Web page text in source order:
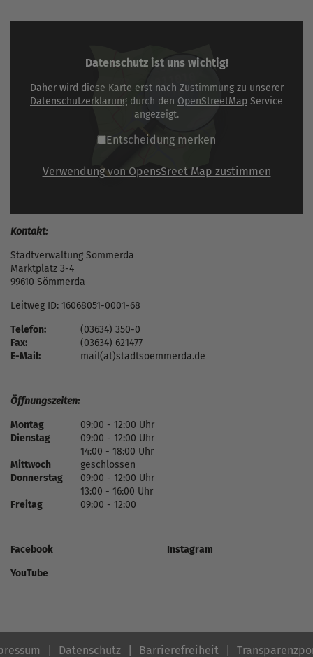
Datenschutz ist uns wichtig!
Daher wird diese Karte erst nach Zustimmung zu unserer
Datenschutzerklärung durch den OpenStreetMap Service
angezeigt.
Entscheidung merken
Verwendung von OpensSreet Map zustimmen
Kontakt:
Stadtverwaltung Sömmerda
Marktplatz 3-4
99610 Sömmerda
Leitweg ID: 16068051-0001-68
Telefon:
(03634) 350-0
Fax:
(03634) 621477
E-Mail:
mail(at)stadtsoemmerda.de
Öffnungszeiten:
Montag
09:00 - 12:00 Uhr
Dienstag
09:00 - 12:00 Uhr
14:00 - 18:00 Uhr
Mittwoch
geschlossen
Donnerstag
09:00 - 12:00 Uhr
13:00 - 16:00 Uhr
Freitag
09:00 - 12:00
Facebook
Instagram
YouTube
Datenschutz Barrierefreiheit